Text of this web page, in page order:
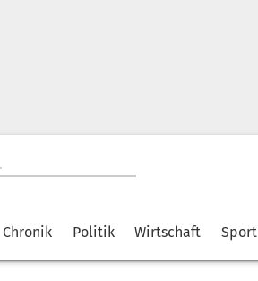
Chronik Politik Wirtschaft Sport